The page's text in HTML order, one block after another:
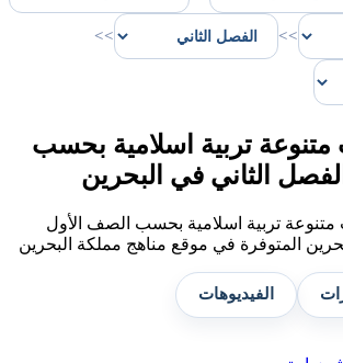
>>
>>
تربية اسلامية بحسب
الثاني في البحرين
تربية اسلامية بحسب الصف الأول
المتوفرة في موقع مناهج مملكة البحرين
الفيديوهات